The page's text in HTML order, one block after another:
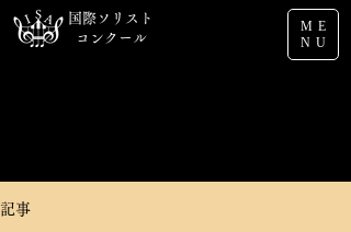
国際ソリスト
コンクール
ME
NU
記事